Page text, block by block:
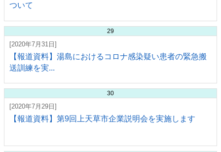
ついて
29
[2020年7月31日]
【報道資料】湯島におけるコロナ感染疑い患者の緊急搬
送訓練を実...
30
[2020年7月29日]
【報道資料】第9回上天草市企業説明会を実施します